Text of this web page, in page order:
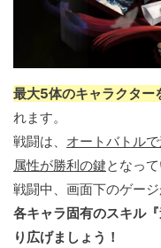
最大5体のキャラクター
れます。
戦闘は、 オートバトル
属性が勝利の鍵となって
戦闘中、画面下のゲー
各キャラ固有のスキル
り広げましょう！